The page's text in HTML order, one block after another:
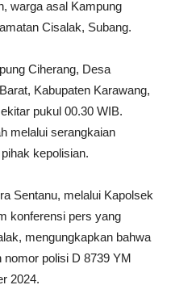
warga asal Kampung
Cisalak, Subang.
Ciherang, Desa
Kabupaten Karawang,
pukul 00.30 WIB.
melalui serangkaian
kepolisian.
Sentanu, melalui Kapolsek
konferensi pers yang
mengungkapkan bahwa
nomor polisi D 8739 YM
2024.